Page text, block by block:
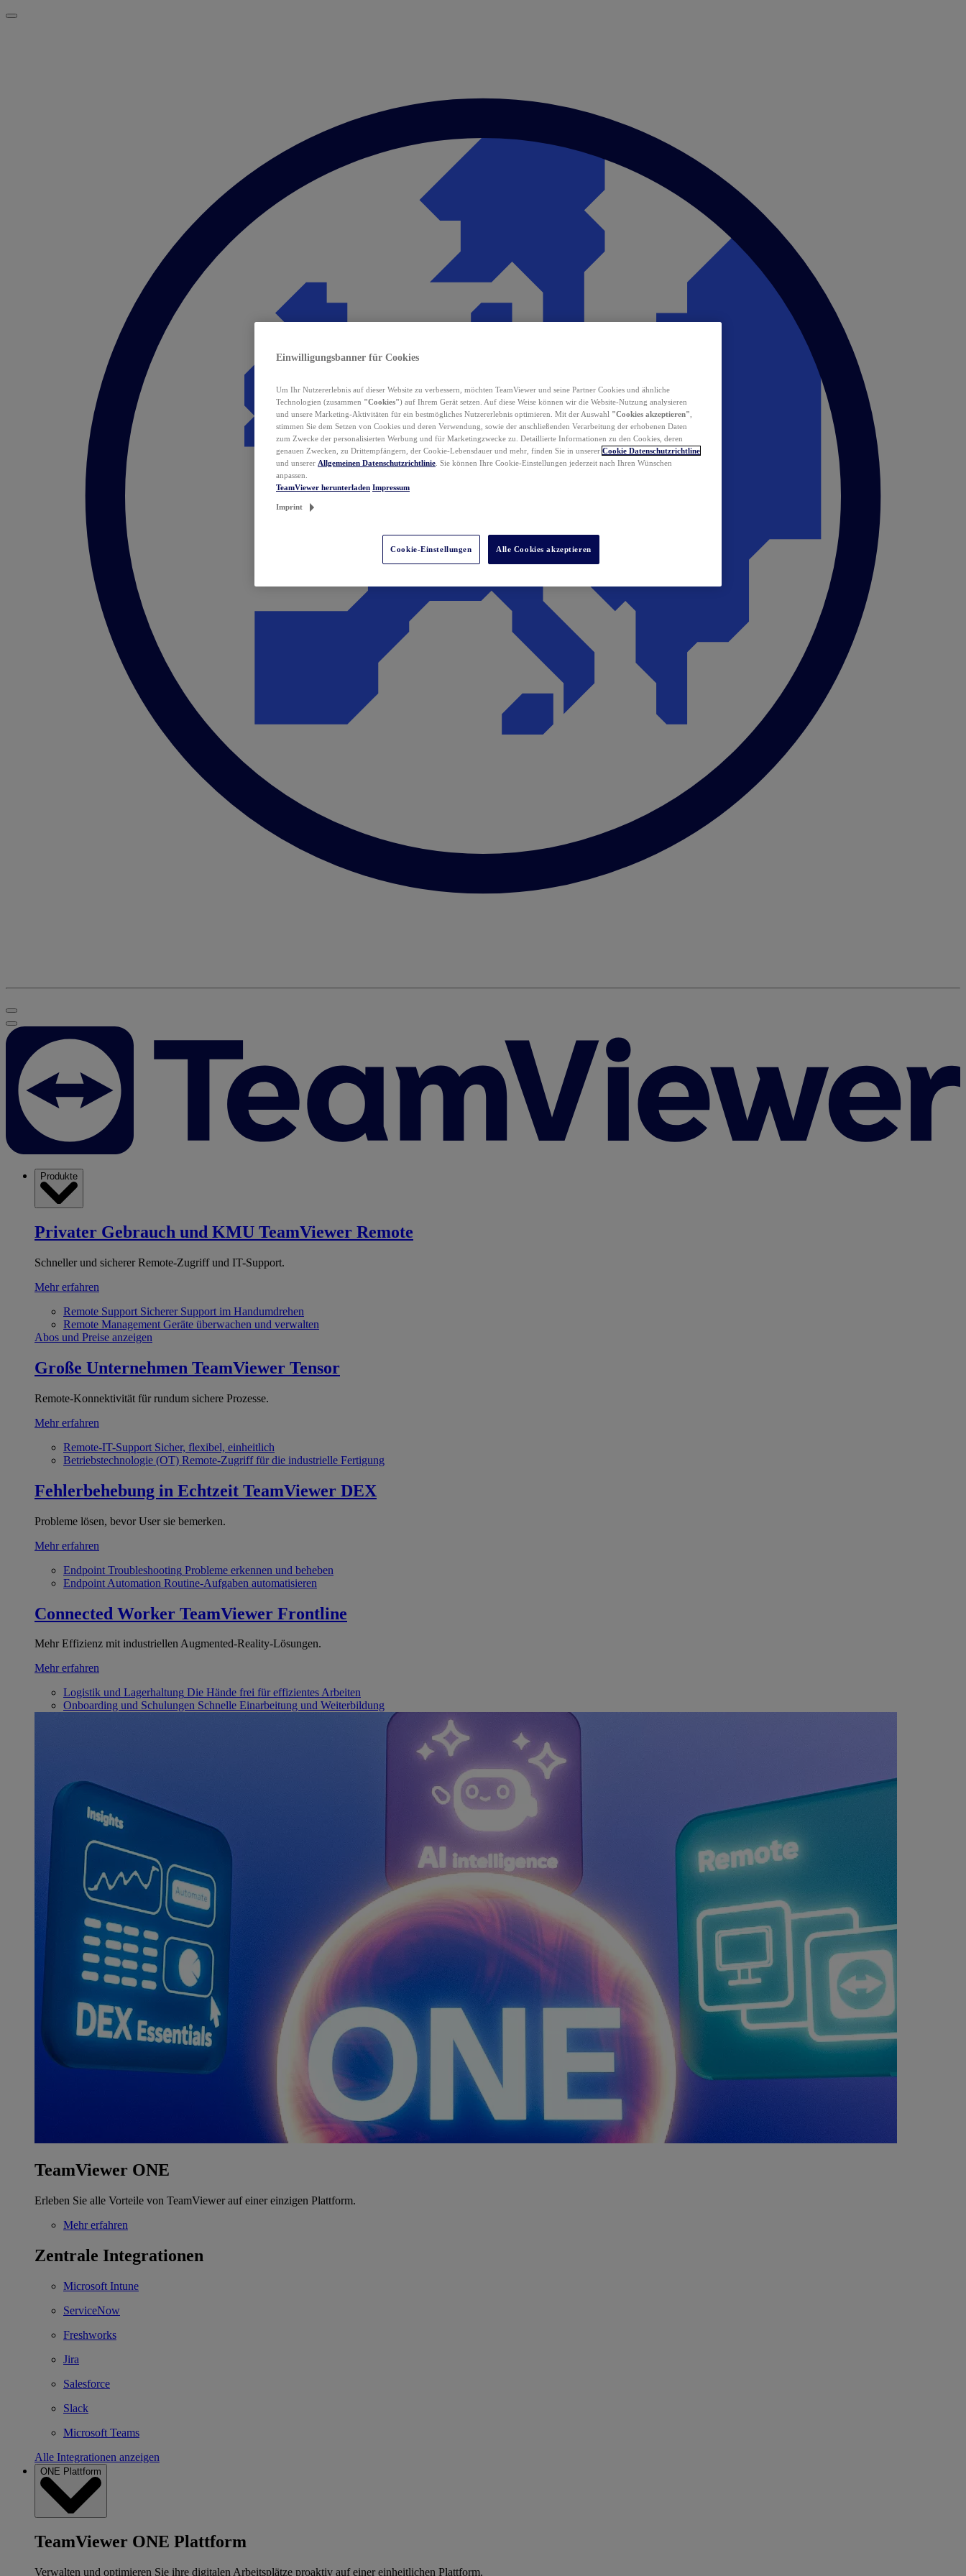
Produkte
Privater Gebrauch und KMU TeamViewer Remote
Schneller und sicherer Remote-Zugriff und IT-Support.
Mehr erfahren
Remote Support Sicherer Support im Handumdrehen
Remote Management Geräte überwachen und verwalten
Abos und Preise anzeigen
Große Unternehmen TeamViewer Tensor
Remote-Konnektivität für rundum sichere Prozesse.
Mehr erfahren
Remote-IT-Support Sicher, flexibel, einheitlich
Betriebstechnologie (OT) Remote-Zugriff für die industrielle Fertigung
Fehlerbehebung in Echtzeit TeamViewer DEX
Probleme lösen, bevor User sie bemerken.
Mehr erfahren
Endpoint Troubleshooting Probleme erkennen und beheben
Endpoint Automation Routine-Aufgaben automatisieren
Connected Worker TeamViewer Frontline
Mehr Effizienz mit industriellen Augmented-Reality-Lösungen.
Mehr erfahren
Logistik und Lagerhaltung Die Hände frei für effizientes Arbeiten
Onboarding und Schulungen Schnelle Einarbeitung und Weiterbildung
TeamViewer ONE
Erleben Sie alle Vorteile von TeamViewer auf einer einzigen Plattform.
Mehr erfahren
Zentrale Integrationen
Microsoft Intune
ServiceNow
Freshworks
Jira
Salesforce
Slack
Microsoft Teams
Alle Integrationen anzeigen
ONE Plattform
TeamViewer ONE Plattform
Verwalten und optimieren Sie ihre digitalen Arbeitsplätze proaktiv auf einer einheitlichen Plattform.
Einwilligungsbanner für Cookies
Um Ihr Nutzererlebnis auf dieser Website zu verbessern, möchten TeamViewer und seine Partner Cookies und ähnliche
Technologien (zusammen "Cookies") auf Ihrem Gerät setzen. Auf diese Weise können wir die Website-Nutzung analysieren
und unsere Marketing-Aktivitäten für ein bestmögliches Nutzererlebnis optimieren. Mit der Auswahl "Cookies akzeptieren"
stimmen Sie dem Setzen von Cookies und deren Verwendung, sowie der anschließenden Verarbeitung der erhobenen Daten
zum Zwecke der personalisierten Werbung und für Marketingzwecke zu. Detaillierte Informationen zu den Cookies, deren
genauen Zwecken, zu Drittempfängern, der Cookie-Lebensdauer und mehr, finden Sie in unserer Cookie Datenschutzrichtline
und unserer Allgemeinen Datenschutzrichtlinie . Sie können Ihre Cookie-Einstellungen jederzeit nach Ihren Wünschen
anpassen.
TeamViewer herunterladen Impressum
Imprint
Cookie-Einstellungen Alle Cookies akzeptieren